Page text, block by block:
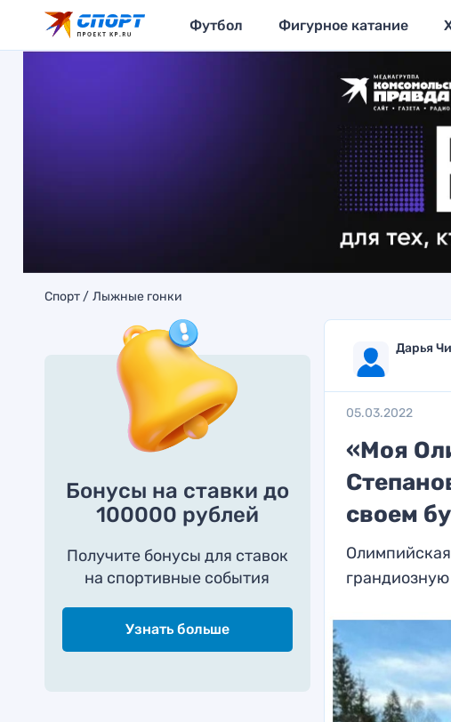
Футбол Фигурное катание
Спорт Лыжные гонки
Бонусы на ставки до
100000 рублей
Получите бонусы для ставок
на спортивные события
Узнать больше
Дарья
05.03.2022
«Моя
своем